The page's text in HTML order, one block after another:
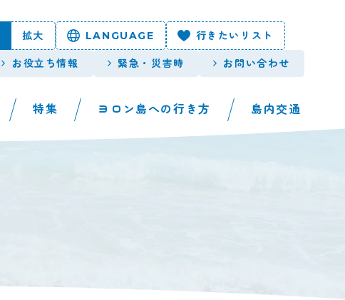
拡大 LANGUAGE 行きたいリスト
お役立ち情報 緊急・災害時 お問い合わせ
特集 ヨロン島への行き方 島内交通